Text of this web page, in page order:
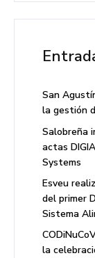
San
la gestión
Salobreña
actas
Systems
Esveu
del primer
Sistema
la